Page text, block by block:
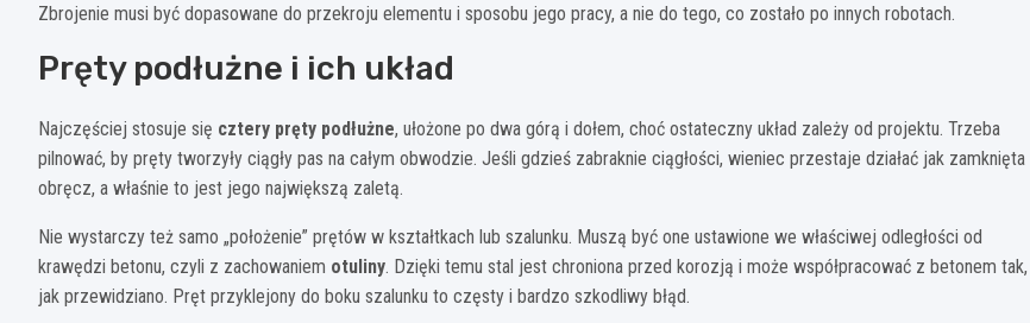
Zbrojenie musi być dopasowane do przekroju elementu i sposobu jego pracy, a nie do tego, co zostało po innych robotach.
Pręty podłużne i ich układ
Najczęściej stosuje się cztery pręty podłużne, ułożone po dwa górą i dołem, choć ostateczny układ zależy od projektu. Trzeba
pilnować, by pręty tworzyły ciągły pas na całym obwodzie. Jeśli gdzieś zabraknie ciągłości, wieniec przestaje działać jak zamknięta
obręcz, a właśnie to jest jego największą zaletą.
Nie wystarczy też samo „położenie” prętów w kształtkach lub szalunku. Muszą być one ustawione we właściwej odległości od
krawędzi betonu, czyli z zachowaniem otuliny. Dzięki temu stal jest chroniona przed korozją i może współpracować z betonem tak,
jak przewidziano. Pręt przyklejony do boku szalunku to częsty i bardzo szkodliwy błąd.